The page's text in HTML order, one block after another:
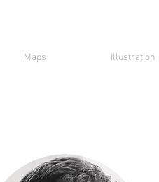
Maps Illustration